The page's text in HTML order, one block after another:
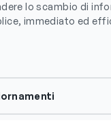
lo scambio di
immediato ed